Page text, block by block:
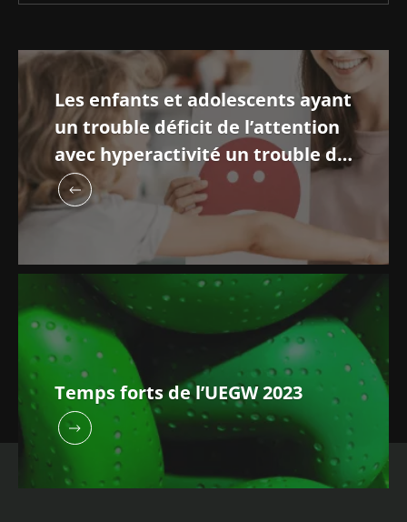
Les enfants et adolescents ayant
un trouble déficit de l’attention
avec hyperactivité un trouble du
spectre de l’autisme partagent
des compositions du microbiote
Temps forts de l’UEGW 2023